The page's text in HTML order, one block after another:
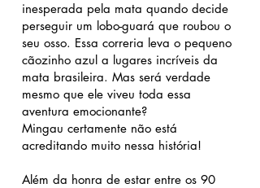
inesperada pela mata quando decide
perseguir um lobo-guará que roubou o
seu osso. Essa correria leva o pequeno
cãozinho azul a lugares incríveis da
mata brasileira. Mas será verdade
mesmo que ele viveu toda essa
aventura emocionante?
Mingau certamente não está
acreditando muito nessa história!
Além da honra de estar entre os 90